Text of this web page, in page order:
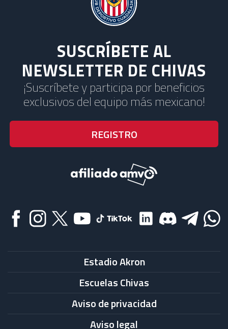
SUSCRÍBETE AL
NEWSLETTER DE CHIVAS
¡Suscríbete y participa por beneficios
exclusivos del equipo más mexicano!
Estadio Akron
Escuelas Chivas
Aviso de privacidad
Aviso legal